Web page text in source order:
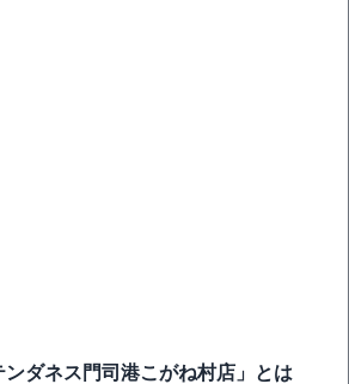
ダネス門司港こがね村店」とは